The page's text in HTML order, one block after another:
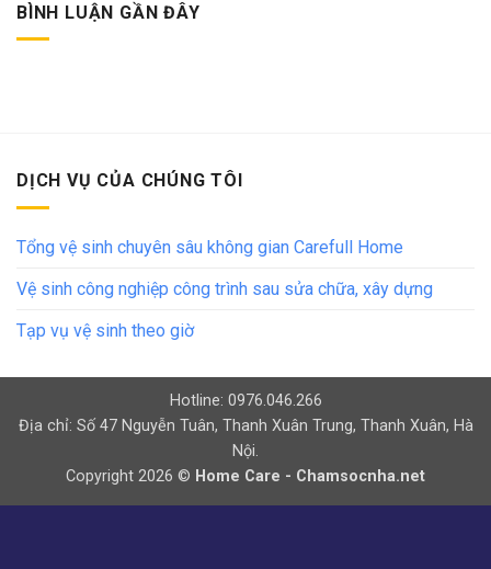
BÌNH LUẬN GẦN ĐÂY
DỊCH VỤ CỦA CHÚNG TÔI
Tổng vệ sinh chuyên sâu không gian Carefull Home
Vệ sinh công nghiệp công trình sau sửa chữa, xây dựng
Tạp vụ vệ sinh theo giờ
Hotline: 0976.046.266
Địa chỉ: Số 47 Nguyễn Tuân, Thanh Xuân Trung, Thanh Xuân, Hà
Nội.
Copyright 2026 © Home Care - Chamsocnha.net